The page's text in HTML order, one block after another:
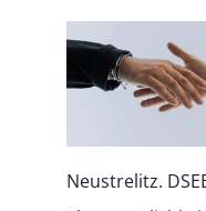
Neustrelitz.